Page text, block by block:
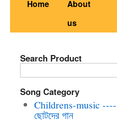
Home
About
us
Search Product
Song Category
Childrens-music ----
ছোটদের গান